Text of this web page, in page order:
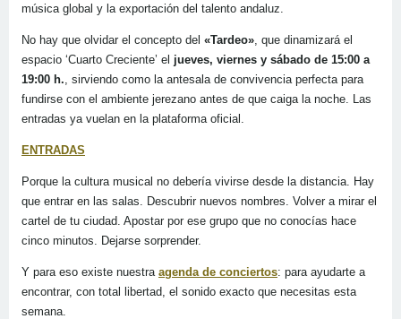
música global y la exportación del talento andaluz.
No hay que olvidar el concepto del «Tardeo» , que dinamizará el
espacio ‘Cuarto Creciente’ el jueves, viernes y sábado de 15:00 a
19:00 h. , sirviendo como la antesala de convivencia perfecta para
fundirse con el ambiente jerezano antes de que caiga la noche. Las
entradas ya vuelan en la plataforma oficial.
ENTRADAS
Porque la cultura musical no debería vivirse desde la distancia. Hay
que entrar en las salas. Descubrir nuevos nombres. Volver a mirar el
cartel de tu ciudad. Apostar por ese grupo que no conocías hace
cinco minutos. Dejarse sorprender.
Y para eso existe nuestra agenda de conciertos: para ayudarte a
encontrar, con total libertad, el sonido exacto que necesitas esta
semana.